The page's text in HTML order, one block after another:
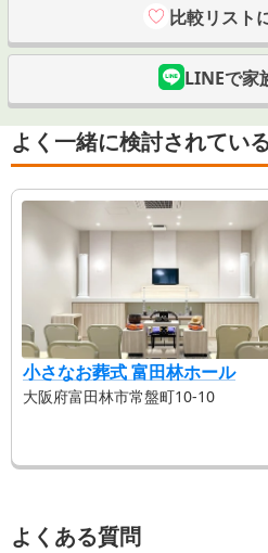
比較リスト
LINEで家
よく一緒に検討されてい
小さなお葬式 富田林ホール
大阪府富田林市常盤町10-10
よくある質問